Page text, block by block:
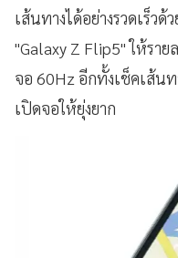
เส้นทางได้อย่างรวดเร็ว
"Galaxy Z Flip5" ให้ราย
จอ 60Hz อีกทั้งเช็คเส้น
เปิดจอให้ยุ่งยาก